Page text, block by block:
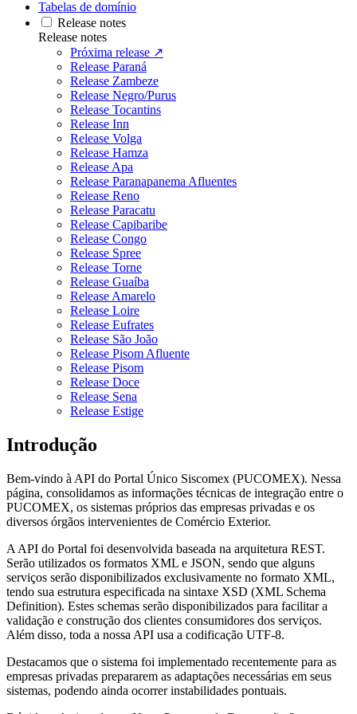
Tabelas de domínio
Release notes
Release notes
Próxima release ↗
Release Paraná
Release Zambeze
Release Negro/Purus
Release Tocantins
Release Inn
Release Volga
Release Hamza
Release Apa
Release Paranapanema Afluentes
Release Reno
Release Paracatu
Release Capibaribe
Release Congo
Release Spree
Release Torne
Release Guaíba
Release Amarelo
Release Loire
Release Eufrates
Release São João
Release Pisom Afluente
Release Pisom
Release Doce
Release Sena
Release Estige
Introdução
Bem-vindo à API do Portal Único Siscomex (PUCOMEX). Nessa
página, consolidamos as informações técnicas de integração entre o
PUCOMEX, os sistemas próprios das empresas privadas e os
diversos órgãos intervenientes de Comércio Exterior.
A API do Portal foi desenvolvida baseada na arquitetura REST.
Serão utilizados os formatos XML e JSON, sendo que alguns
serviços serão disponibilizados exclusivamente no formato XML,
tendo sua estrutura especificada na sintaxe XSD (XML Schema
Definition). Estes schemas serão disponibilizados para facilitar a
validação e construção dos clientes consumidores dos serviços.
Além disso, toda a nossa API usa a codificação UTF-8.
Destacamos que o sistema foi implementado recentemente para as
empresas privadas prepararem as adaptações necessárias em seus
sistemas, podendo ainda ocorrer instabilidades pontuais.